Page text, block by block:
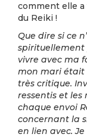
comment elle
du Reiki !
Que dire si ce
spirituellement
vivre avec ma
mon mari était
très critique.
ressentis et les
chaque envoi
concernant la
en lien avec.